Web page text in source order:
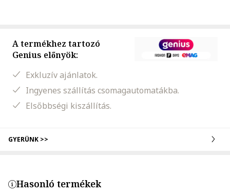
A termékhez tartozó
Genius előnyök:
Exkluzív ajánlatok.
Ingyenes szállítás csomagautomatákba.
Elsőbbségi kiszállítás.
GYERÜNK >>
Hasonló termékek